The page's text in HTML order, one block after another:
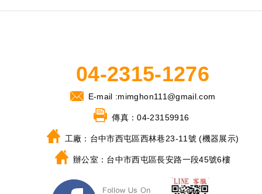
04-2315-1276
E-mail :mimghon111@gmail.com
傳真：04-23159916
工廠： 台中市西屯區西林巷23-11號 (機器展示)
辦公室： 台中市西屯區長安路一段45號6樓